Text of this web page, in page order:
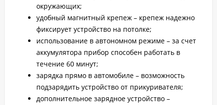
окружающих;
удобный магнитный крепеж – крепеж надежно
фиксирует устройство на потолке;
использование в автономном режиме – за счет
аккумулятора прибор способен работать в
течение 60 минут;
зарядка прямо в автомобиле – возможность
подзарядить устройство от прикуривателя;
дополнительное зарядное устройство –